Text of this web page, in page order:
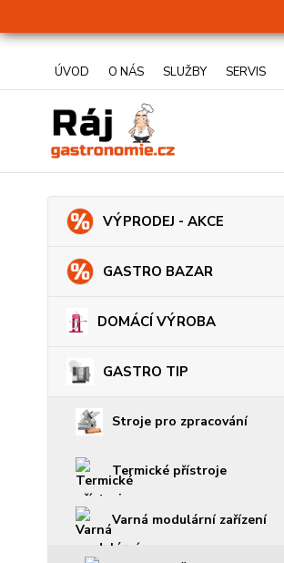
ÚVOD O NÁS SLUŽBY SERVIS
VÝPRODEJ - AKCE
GASTRO BAZAR
DOMÁCÍ VÝROBA
GASTRO TIP
Stroje pro zpracování
Termické přístroje
Varná modulární zařízení